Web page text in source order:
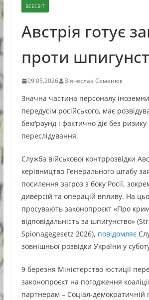
ВСЕСВІТ
Австрія готує
проти
09.05.2026 В'ячеслав Семенюк
Значна частина персоналу
передусім російського, має
бекґраунд і фактично діє без
переслідування.
Служба військової контррозвідки
керівництво Генерального штабу
посилення загроз з боку Росії,
диверсій та операцій впливу. На
просувають законопроєкт «Про
відповідальність за шпигунство»
Spionagegesetz 2026), повідомляє
зовнішньої розвідки України у
9 березня Міністерство юстиції
законопроєкт на погодження
партнерам – Соціал-демократичній